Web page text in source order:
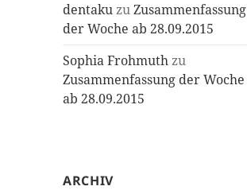
dentakuzuZusammenfassung
der Woche ab 28.09.2015
Sophia Frohmuthzu
Zusammenfassung der Woche
ab 28.09.2015
ARCHIV